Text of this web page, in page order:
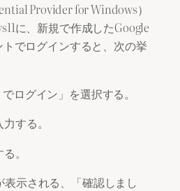
Provider for Windows）
に、新規で作成したGoogle
でログインすると、次の挙
ログイン」を選択する。
する。
。
示される、「確認しまし